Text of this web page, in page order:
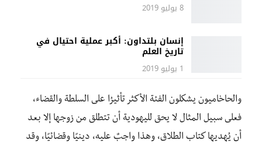
8 يوليو 2019
إنسان بلتداون: أكبر عملية احتيال في
تاريخ العلم
1 يوليو 2019
والحاخاميون يشكلون الفئة الأكثر تأثيرُا على السلطة والقضاء،
فعلى سبيل المثال لا يحق لليهودية أن تتطلق من زوجها إلا بعد
أن يُهديها كتاب الطلاق، وهذا واجبٌ عليه، دينيًا وقضائيًا، وقد